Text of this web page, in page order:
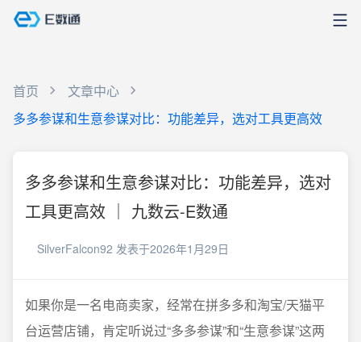
首页
文章中心
多多参谋和生意参谋对比：功能差异，选对工具更高效
多多参谋和生意参谋对比：功能差异，选对
工具更高效 ｜ 九数云-E数通
SilverFalcon92 发表于2026年1月29日
如果你是一名电商卖家，经常在拼多多和淘宝/天猫平
台运营店铺，肯定听说过“多多参谋”和“生意参谋”这两